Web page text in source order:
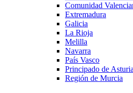
Comunidad
Extremadura
Galicia
La Rioja
Melilla
Navarra
País Vasco
Principado de
Región de Murcia